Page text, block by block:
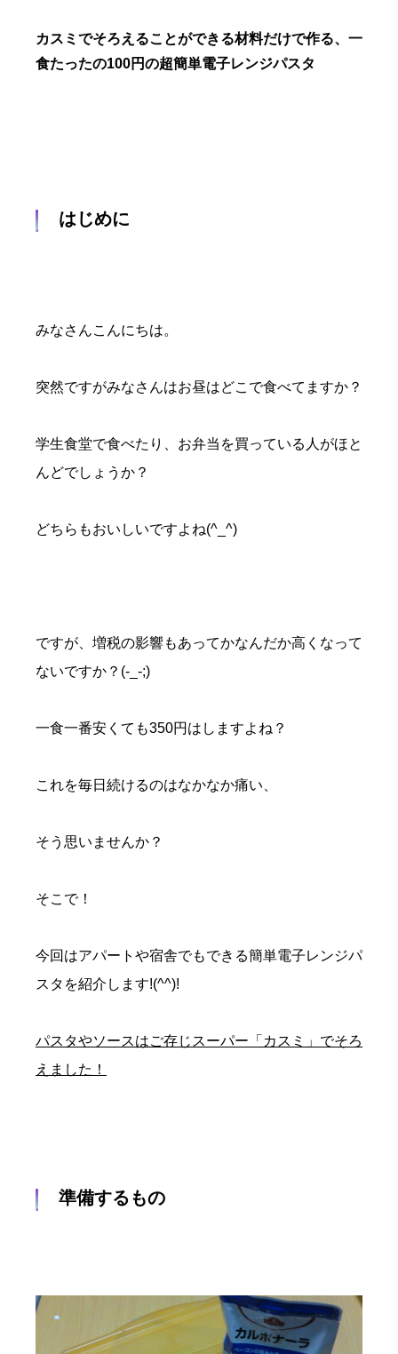
カスミでそろえることができる材料だけで作る、一
食たったの100円の超簡単電子レンジパスタ
はじめに
みなさんこんにちは。
突然ですがみなさんはお昼はどこで食べてますか？
学生食堂で食べたり、お弁当を買っている人がほと
んどでしょうか？
どちらもおいしいですよね(^_^)
ですが、増税の影響もあってかなんだか高くなって
ないですか？(-_-;)
一食一番安くても350円はしますよね？
これを毎日続けるのはなかなか痛い、
そう思いませんか？
そこで！
今回はアパートや宿舎でもできる簡単電子レンジパ
スタを紹介します!(^^)!
パスタやソースはご存じスーパー「カスミ」でそろ
えました！
準備するもの